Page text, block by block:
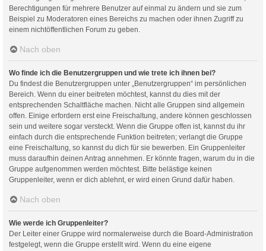
Berechtigungen für mehrere Benutzer auf einmal zu ändern und sie zum
Beispiel zu Moderatoren eines Bereichs zu machen oder ihnen Zugriff zu
einem nichtöffentlichen Forum zu geben.
Nach oben
Wo finde ich die Benutzergruppen und wie trete ich ihnen bei?
Du findest die Benutzergruppen unter „Benutzergruppen“ im persönlichen
Bereich. Wenn du einer beitreten möchtest, kannst du dies mit der
entsprechenden Schaltfläche machen. Nicht alle Gruppen sind allgemein
offen. Einige erfordern erst eine Freischaltung, andere können geschlossen
sein und weitere sogar versteckt. Wenn die Gruppe offen ist, kannst du ihr
einfach durch die entsprechende Funktion beitreten; verlangt die Gruppe
eine Freischaltung, so kannst du dich für sie bewerben. Ein Gruppenleiter
muss daraufhin deinen Antrag annehmen. Er könnte fragen, warum du in die
Gruppe aufgenommen werden möchtest. Bitte belästige keinen
Gruppenleiter, wenn er dich ablehnt, er wird einen Grund dafür haben.
Nach oben
Wie werde ich Gruppenleiter?
Der Leiter einer Gruppe wird normalerweise durch die Board-Administration
festgelegt, wenn die Gruppe erstellt wird. Wenn du eine eigene